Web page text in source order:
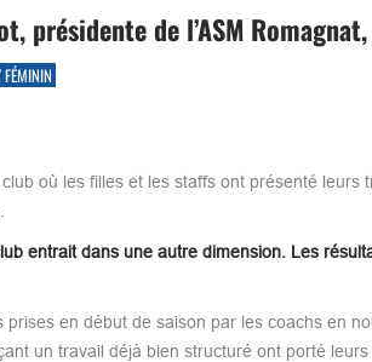
présidente de l’ASM
où les filles et les staffs ont présenté
entrait dans une autre dimension. Les
en début de saison par les coachs en
un travail déjà bien structuré ont porté